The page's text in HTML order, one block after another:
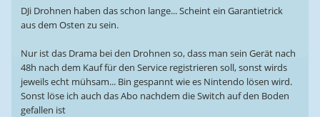
DJi Drohnen haben das schon lange... Scheint ein Garantietrick
aus dem Osten zu sein.
Nur ist das Drama bei den Drohnen so, dass man sein Gerät nach
48h nach dem Kauf für den Service registrieren soll, sonst wirds
jeweils echt mühsam... Bin gespannt wie es Nintendo lösen wird.
Sonst löse ich auch das Abo nachdem die Switch auf den Boden
gefallen ist